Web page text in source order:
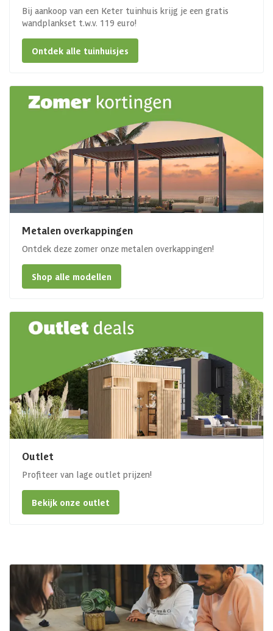
Bij aankoop van een Keter tuinhuis krijg je een gratis
wandplankset t.w.v. 119 euro!
Ontdek alle tuinhuisjes
Metalen overkappingen
Ontdek deze zomer onze metalen overkappingen!
Shop alle modellen
Outlet
Profiteer van lage outlet prijzen!
Bekijk onze outlet